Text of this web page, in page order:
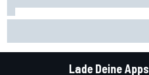
Lade Deine